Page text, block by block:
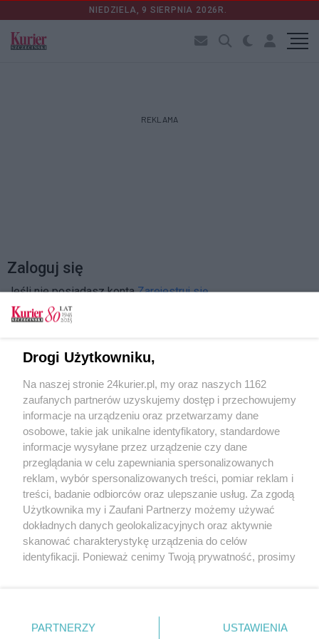
NIEDZIELA, 9 SIERPNIA 2026R.
REKLAMA
Zaloguj się
Jeśli nie posiadasz kontaZarejestruj się
Zapamiętać?
Zaloguj
Zapomniałem hasła
Copyright © 2022 Kurier Szczeciński sp. z o.o.
Drogi Użytkowniku,
Na naszej stronie 24kurier.pl, my oraz naszych 1162
zaufanych partnerów uzyskujemy dostęp i przechowujemy
informacje na urządzeniu oraz przetwarzamy dane
osobowe, takie jak unikalne identyfikatory, standardowe
informacje wysyłane przez urządzenie czy dane
przeglądania w celu zapewniania spersonalizowanych
reklam, wybór spersonalizowanych treści, pomiar reklam i
treści, badanie odbiorców oraz ulepszanie usług. Za zgodą
Użytkownika my i Zaufani Partnerzy możemy używać
dokładnych danych geolokalizacyjnych oraz aktywnie
skanować charakterystykę urządzenia do celów
identyfikacji. Ponieważ cenimy Twoją prywatność, prosimy
prywatności znajdujący się w lewym dolnym rogu strony
. Niektóre rodzaje przetwarzania danych nie wymagają
PARTNERZY USTAWIENIA